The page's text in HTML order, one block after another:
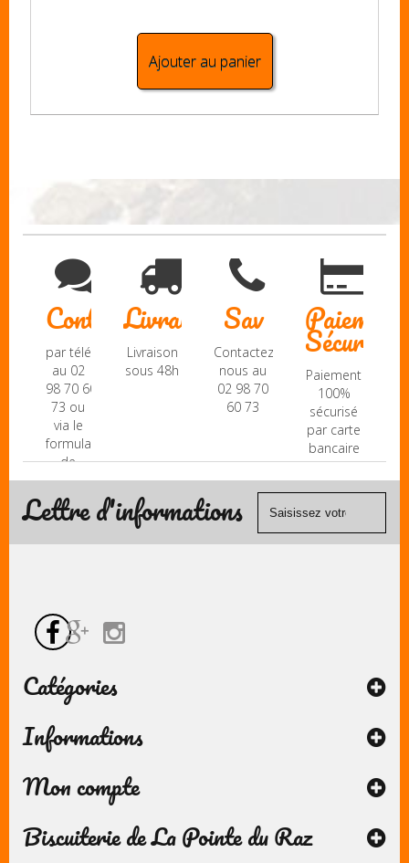
Ajouter au panier
Contact
par téléphone
au 02
98 70 60
73 ou
via le
formulaire
de
contact
Livraison
Livraison
sous 48h
Sav
Contactez-
nous au
02 98 70
60 73
Paiement
Sécurisé
Paiement
100%
sécurisé
par carte
bancaire
(Mastercard,
Visa, ...) et
Lettre d'informations
Catégories
Informations
Mon compte
Biscuiterie de La Pointe du Raz